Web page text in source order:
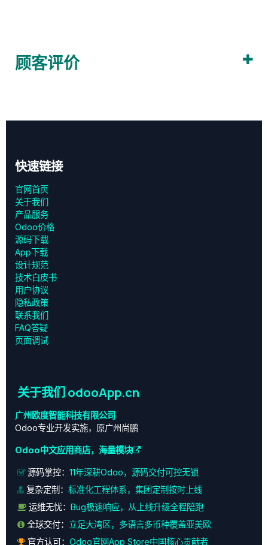
顾客评价
快速链接
官网首页
关于我们
产品服务
Odoo价格
源码下载
App下载
设计规范
技术白皮书
用户协议
‎隐私政策‎
联系我们
FAQ答疑
页面调试
关于我们 odooApp.cn
广州欧度智能科技有限公司
Odoo专业开发实施，原广州尚鹏
Odoo中文应用商店，海量模块
源码掌控： 11年深耕Odoo，源码交付可控无锁
复杂定制： 标准化工程体系，集团定制按时上线
运维无忧： Bug极速响应，从上线升级全程陪跑
全球交付： 立足大湾区，多语言多币种覆盖亚美欧
官方认可： Odoo官网App Store中国核心贡献者